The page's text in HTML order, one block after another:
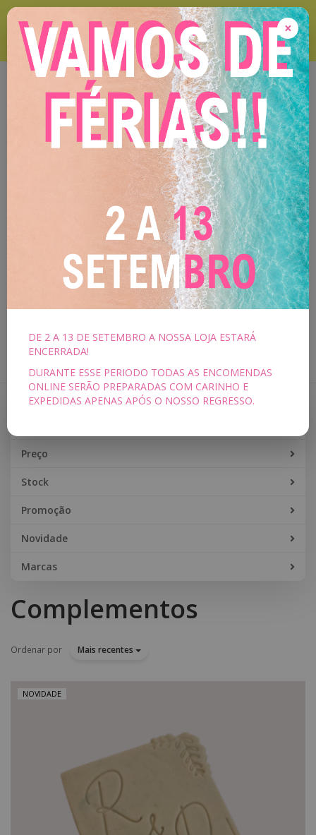
VAMOS DE FÉRIAS ! 2 A 13 DE SETEMBRO Durante este período
encomendas online serão expedidas após o nosso regresso !
Toggle
navigation
Preço
Stock
Promoção
Novidade
Marcas
Complementos
Ordenar por Mais recentes
NOVIDADE
×
DE 2 A 13 DE SETEMBRO A NOSSA LOJA ESTARÁ
ENCERRADA!
DURANTE ESSE PERIODO TODAS AS ENCOMENDAS
ONLINE SERÃO PREPARADAS COM CARINHO E
EXPEDIDAS APENAS APÓS O NOSSO REGRESSO.